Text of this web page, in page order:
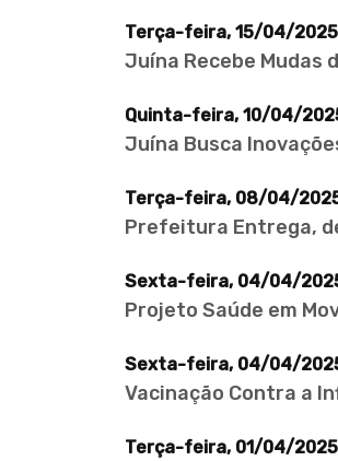
Terça-feira, 15/04/2025
Juína Recebe Mudas
Quinta-feira, 10/04/
Juína Busca
Terça-feira, 08/04/
Prefeitura Entrega,
Sexta-feira, 04/04/
Projeto Saúde em
Sexta-feira, 04/04/
Vacinação Contra a
Terça-feira, 01/04/2025